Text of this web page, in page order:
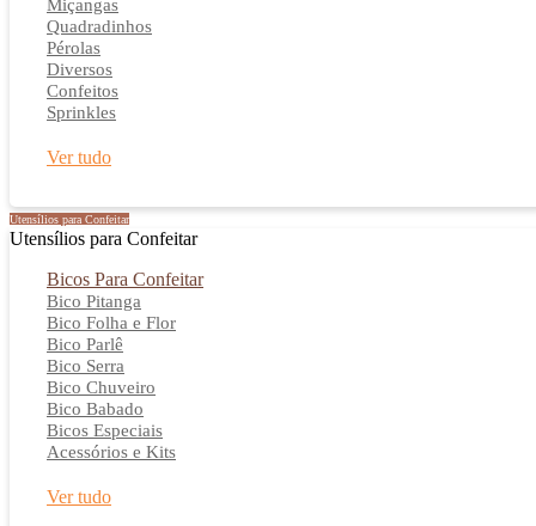
Miçangas
Quadradinhos
Pérolas
Diversos
Confeitos
Sprinkles
Ver tudo
Utensílios para Confeitar
Utensílios para Confeitar
Bicos Para Confeitar
Bico Pitanga
Bico Folha e Flor
Bico Parlê
Bico Serra
Bico Chuveiro
Bico Babado
Bicos Especiais
Acessórios e Kits
Ver tudo